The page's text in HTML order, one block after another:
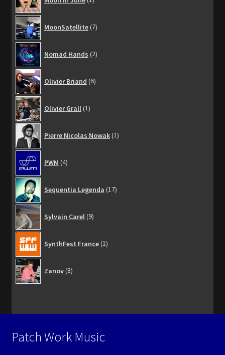
produit
MoonSatellite 7produits
Nomad Hands 2produits
Olivier Briand 6produits
Olivier Grall 1produit
Pierre Nicolas Nowak 1produit
PWM 4produits
Sequentia Legenda 17produits
Sylvain Carel 9produits
SynthFest France 1produit
Zanov 8produits
Patch Work Music